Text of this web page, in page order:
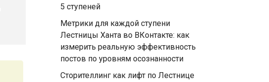
5 ступеней
Метрики для каждой ступени
Лестницы Ханта во ВКонтакте: как
измерить реальную эффективность
постов по уровням осознанности
Сторителлинг как лифт по Лестнице